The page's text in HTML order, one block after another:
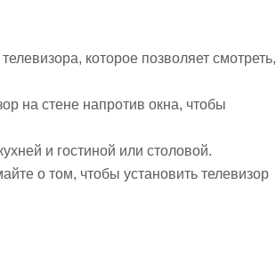
которое позволяет смотреть,
на стене напротив окна, чтобы
и гостиной или столовой.
о том, чтобы установить телевизор